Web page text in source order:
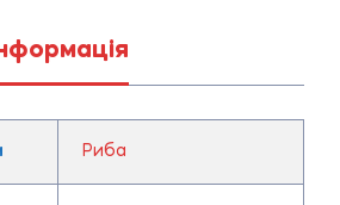
Риба